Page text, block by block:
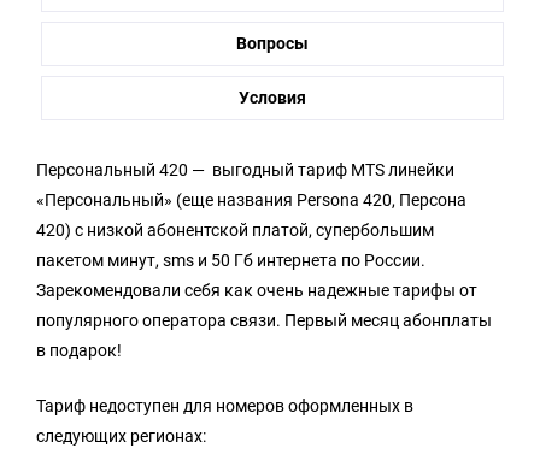
Вопросы
Условия
Персональный 420 — выгодный тариф MTS линейки
«Персональный» (еще названия Persona 420, Персона
420) с низкой абонентской платой, супербольшим
пакетом минут, sms и 50 Гб интернета по России.
Зарекомендовали себя как очень надежные тарифы от
популярного оператора связи. Первый месяц абонплаты
в подарок!
Тариф недоступен для номеров оформленных в
следующих регионах: